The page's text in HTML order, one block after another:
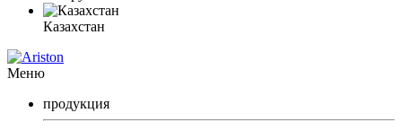
Казахстан
Меню
продукция